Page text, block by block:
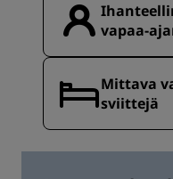
vapaa-
Mittava
sviittejä